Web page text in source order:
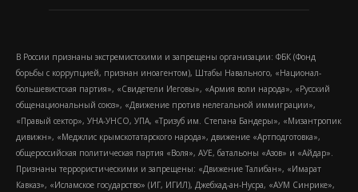
В России признаны экстремистскими и запрещены организации: ФБК (Фонд
борьбы с коррупцией, признан иноагентом), Штабы Навального, «Национал-
большевистская партия», «Свидетели Иеговы», «Армия воли народа», «Русский
общенациональный союз», «Движение против нелегальной иммиграции»,
«Правый сектор», УНА-УНСО, УПА, «Тризуб им. Степана Бандеры», «Мизантропик
дивижн», «Меджлис крымскотатарского народа», движение «Артподготовка»,
общероссийская политическая партия «Воля», АУЕ, батальоны «Азов» и «Айдар».
Признаны террористическими и запрещены: «Движение Талибан», «Имарат
Кавказ», «Исламское государство» (ИГ, ИГИЛ), Джебхад-ан-Нусра, «АУМ Синрике»,